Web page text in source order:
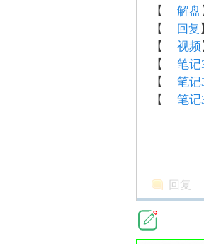
【
解盘
【
回复
【
视频
【
笔记
【
笔记
【
笔记
回复